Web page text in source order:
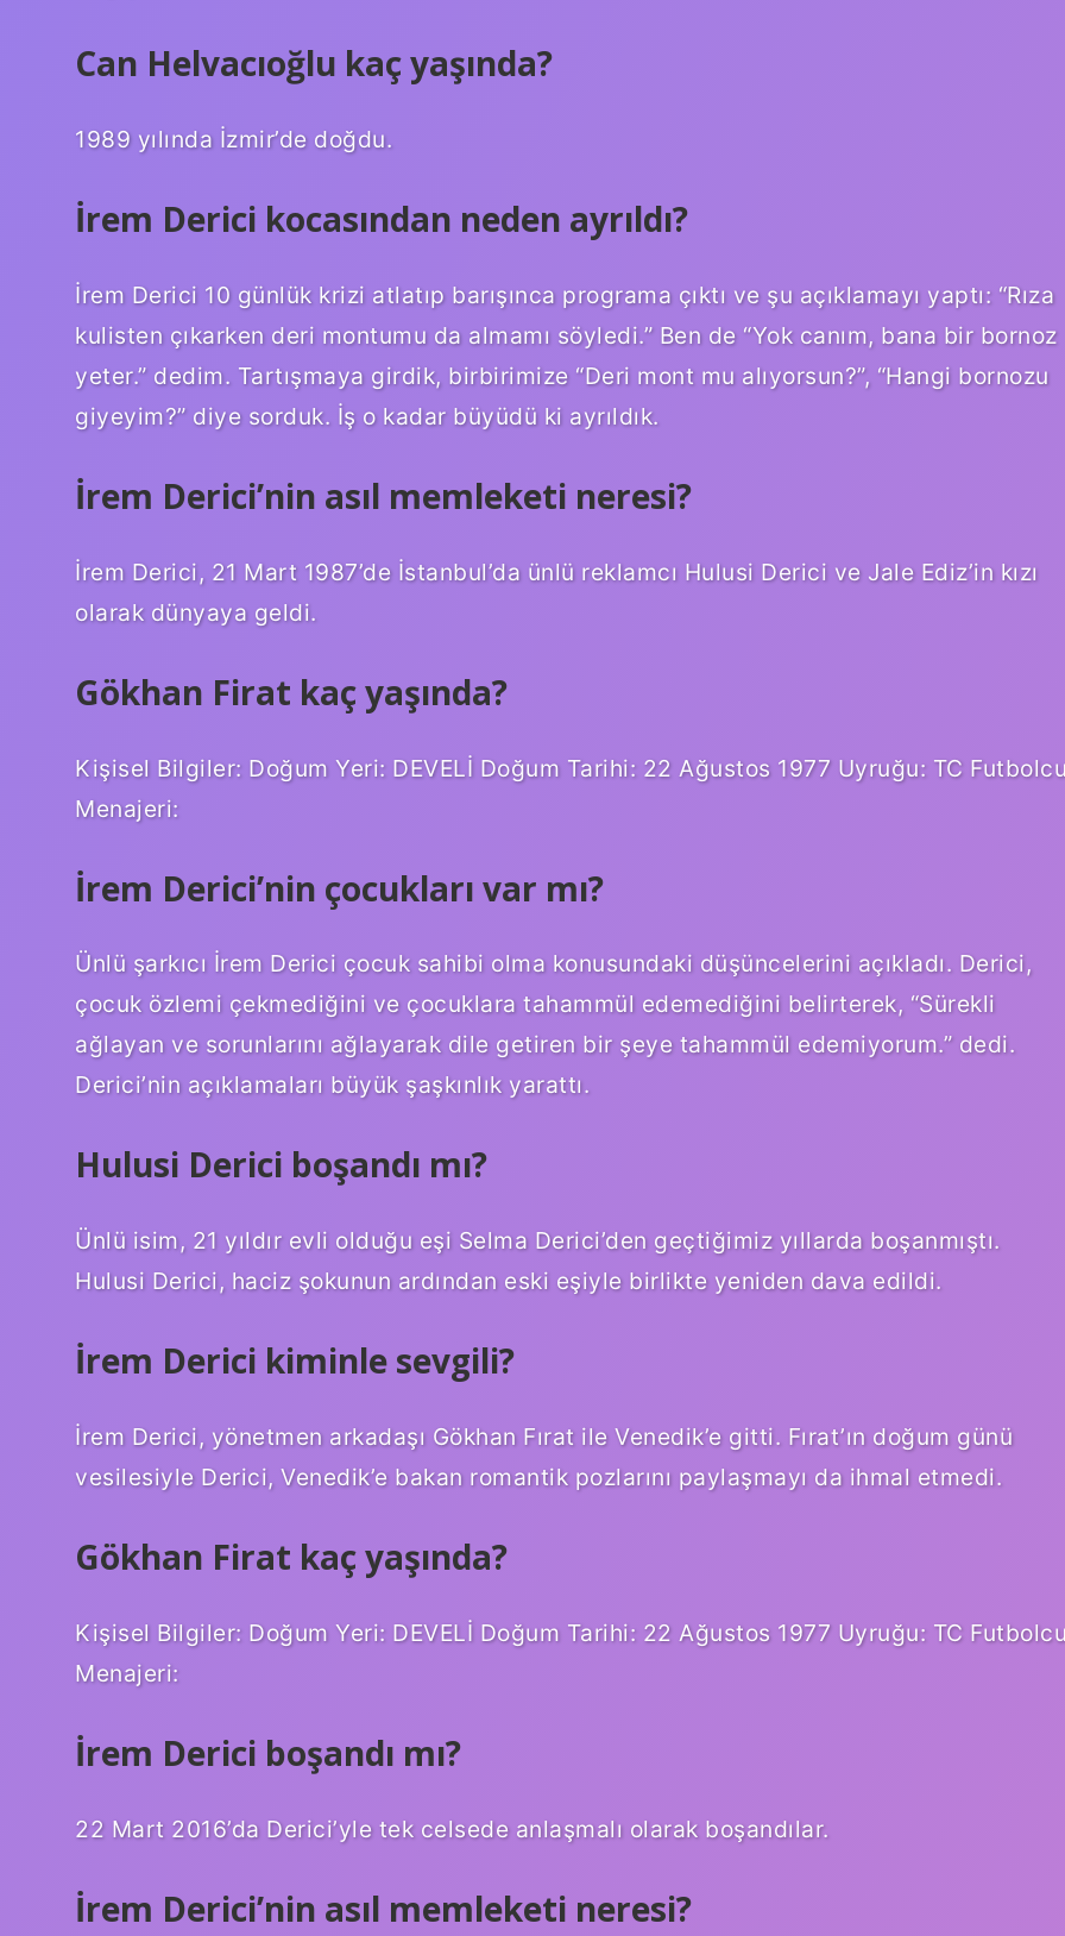
Can Helvacıoğlu kaç yaşında?
1989 yılında İzmir’de doğdu.
İrem Derici kocasından neden ayrıldı?
İrem Derici 10 günlük krizi atlatıp barışınca programa çıktı ve şu açıklamayı yaptı: “Rıza
kulisten çıkarken deri montumu da almamı söyledi.” Ben de “Yok canım, bana bir bornoz
yeter.” dedim. Tartışmaya girdik, birbirimize “Deri mont mu alıyorsun?”, “Hangi bornozu
giyeyim?” diye sorduk. İş o kadar büyüdü ki ayrıldık.
İrem Derici’nin asıl memleketi neresi?
İrem Derici, 21 Mart 1987’de İstanbul’da ünlü reklamcı Hulusi Derici ve Jale Ediz’in kızı
olarak dünyaya geldi.
Gökhan Firat kaç yaşında?
Kişisel Bilgiler: Doğum Yeri: DEVELİ Doğum Tarihi: 22 Ağustos 1977 Uyruğu: TC
Menajeri:
İrem Derici’nin çocukları var mı?
Ünlü şarkıcı İrem Derici çocuk sahibi olma konusundaki düşüncelerini açıkladı. Derici,
çocuk özlemi çekmediğini ve çocuklara tahammül edemediğini belirterek, “Sürekli
ağlayan ve sorunlarını ağlayarak dile getiren bir şeye tahammül edemiyorum.” dedi.
Derici’nin açıklamaları büyük şaşkınlık yarattı.
Hulusi Derici boşandı mı?
Ünlü isim, 21 yıldır evli olduğu eşi Selma Derici’den geçtiğimiz yıllarda boşanmıştı.
Hulusi Derici, haciz şokunun ardından eski eşiyle birlikte yeniden dava edildi.
İrem Derici kiminle sevgili?
İrem Derici, yönetmen arkadaşı Gökhan Fırat ile Venedik’e gitti. Fırat’ın doğum günü
vesilesiyle Derici, Venedik’e bakan romantik pozlarını paylaşmayı da ihmal etmedi.
Gökhan Firat kaç yaşında?
Kişisel Bilgiler: Doğum Yeri: DEVELİ Doğum Tarihi: 22 Ağustos 1977 Uyruğu: TC
Menajeri:
İrem Derici boşandı mı?
22 Mart 2016’da Derici’yle tek celsede anlaşmalı olarak boşandılar.
İrem Derici’nin asıl memleketi neresi?